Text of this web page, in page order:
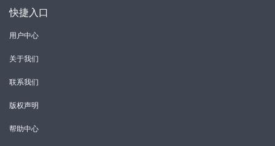
快捷入口
用户中心
关于我们
联系我们
版权声明
帮助中心